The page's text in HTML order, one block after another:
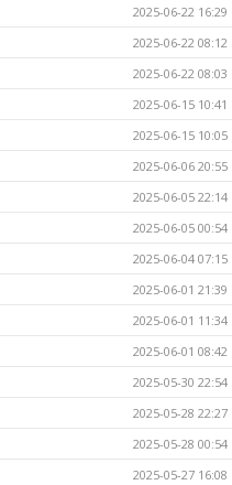
2025-06-22 16:29
2025-06-22 08:12
2025-06-22 08:03
2025-06-15 10:41
2025-06-15 10:05
2025-06-06 20:55
2025-06-05 22:14
2025-06-05 00:54
2025-06-04 07:15
2025-06-01 21:39
2025-06-01 11:34
2025-06-01 08:42
2025-05-30 22:54
2025-05-28 22:27
2025-05-28 00:54
2025-05-27 16:08